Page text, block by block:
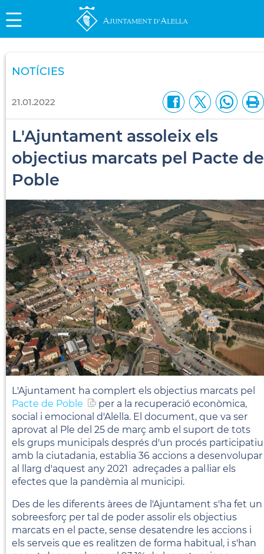
NOTÍCIES
21.01.2022
L'Ajuntament assoleix els
objectius marcats pel Pacte de
Poble
L'Ajuntament ha complert els objectius marcats pel
Pacte de Poble
per a la recuperació econòmica,
social i emocional d'Alella. El document, que va ser
aprovat al Ple del 25 de març amb el suport de tots
els grups municipals després d'un procés participatiu
amb la ciutadania, establia 36 accions a desenvolupar
al llarg d'aquest any 2021 adreçades a pal·liar els
efectes que la pandèmia al municipi.
Des de les diferents àrees de l'Ajuntament s'ha fet un
sobreesforç per tal de poder assolir els objectius
marcats en el pacte, sense desatendre les accions i
els serveis que es realitzen de forma habitual, i s'han